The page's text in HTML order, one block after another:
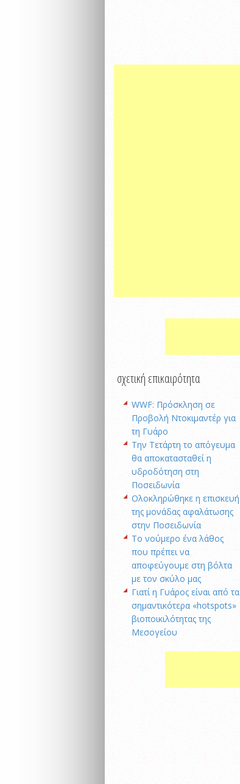
σχετική επικαιρότητα
WWF: Πρόσκληση σε
Προβολή Ντοκιμαντέρ για
τη Γυάρο
Την Τετάρτη το απόγευμα
θα αποκατασταθεί η
υδροδότηση στη
Ποσειδωνία
Oλοκληρώθηκε η επισκευή
της μονάδας αφαλάτωσης
στην Ποσειδωνία
Το νούμερο ένα λάθος
που πρέπει να
αποφεύγουμε στη βόλτα
με τον σκύλο μας
Γιατί η Γυάρος είναι από τα
σημαντικότερα «hotspots»
βιοποικιλότητας της
Μεσογείου